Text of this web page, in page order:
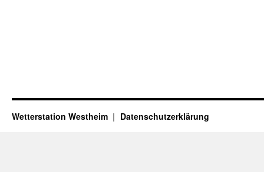
Wetterstation Westheim Datenschutzerklärung